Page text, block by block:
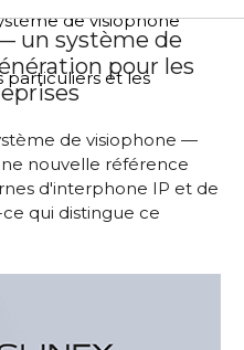
de visiophone
particuliers et les
un système de
pour les
de visiophone —
nouvelle référence
d'interphone IP et de
qui distingue ce